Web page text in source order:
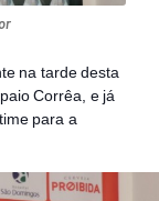
na tarde desta
Corrêa, e já
para a